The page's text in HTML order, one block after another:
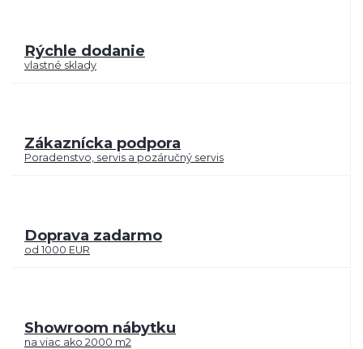
Rýchle dodanie
vlastné sklady
Zákaznícka podpora
Poradenstvo, servis a pozáručný servis
Doprava zadarmo
od 1000 EUR
Showroom nábytku
na viac ako 2000 m2